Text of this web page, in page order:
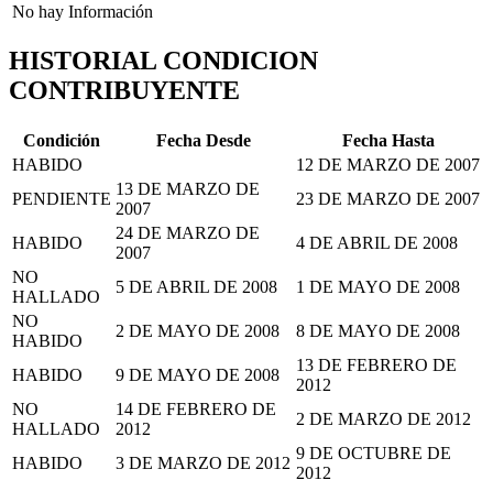
No hay Información
HISTORIAL CONDICION
CONTRIBUYENTE
Condición Fecha Desde
Fecha Hasta
HABIDO
12 DE MARZO DE 2007
PENDIENTE
13 DE MARZO DE
2007
23 DE MARZO DE 2007
HABIDO
24 DE MARZO DE
2007
4 DE ABRIL DE 2008
NO
HALLADO
5 DE ABRIL DE 2008
1 DE MAYO DE 2008
NO
HABIDO
2 DE MAYO DE 2008 8 DE MAYO DE 2008
HABIDO 9 DE MAYO DE 2008
13 DE FEBRERO DE
2012
NO
HALLADO
14 DE FEBRERO DE
2012
2 DE MARZO DE 2012
HABIDO 3 DE MARZO DE 2012
9 DE OCTUBRE DE
2012